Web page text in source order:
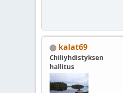
kalat69
Chiliyhdistyksen
hallitus